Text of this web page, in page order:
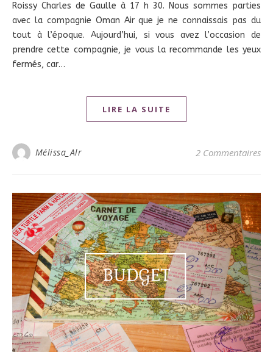
Roissy Charles de Gaulle à 17 h 30. Nous sommes parties
avec la compagnie Oman Air que je ne connaissais pas du
tout à l’époque. Aujourd’hui, si vous avez l’occasion de
prendre cette compagnie, je vous la recommande les yeux
fermés, car…
LIRE LA SUITE
Mélissa_Alr 2 Commentaires